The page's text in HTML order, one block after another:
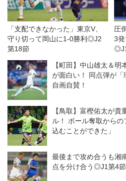
「支配できなかった」東京V、
守り切って岡山に1-0勝利◎J2
第18節
圧
3
【町田】中山雄太＆
が面白い！ 同点弾が「
自画自賛！
【鳥取】富樫佑太が
ル！ ボール奪取から
込むことができた」
最後まで攻め合うも湘
点を分け合う◎J1第4節